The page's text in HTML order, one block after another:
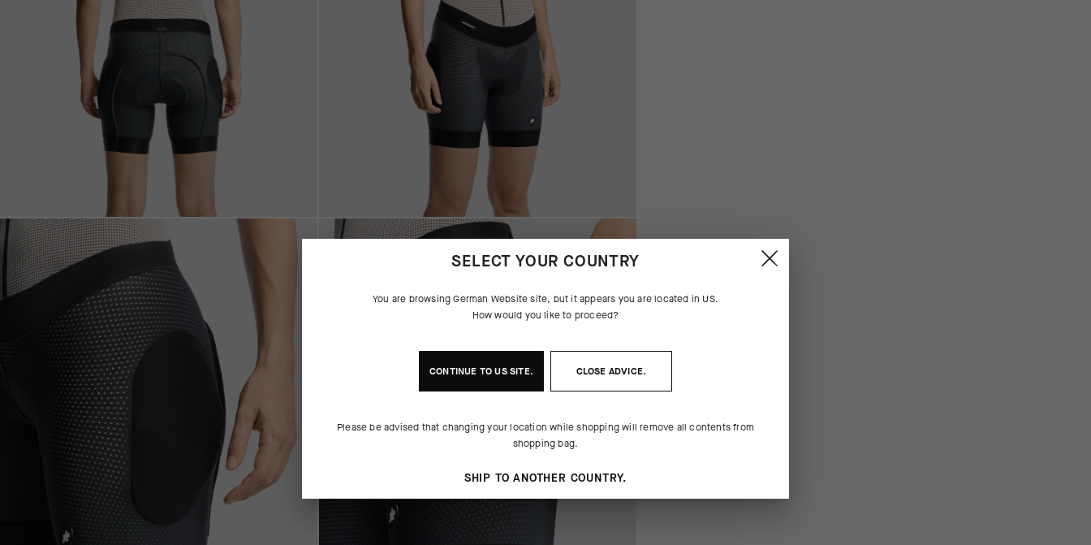
SELECT YOUR COUNTRY
You are browsingGerman Websitesite, but it appears you are located in US.
How would you like to proceed?
CONTINUE TOUSSITE. CLOSE ADVICE.
Please be advised that changing your location while shopping will remove all contents from
shopping bag.
SHIP TO ANOTHER COUNTRY.